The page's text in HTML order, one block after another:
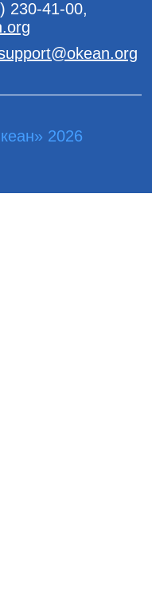
230-41-00,
2026